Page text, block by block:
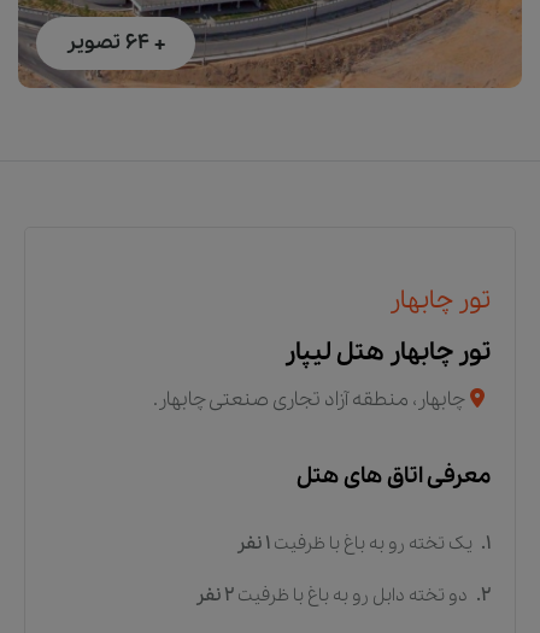
+ 64 تصویر
تور چابهار
تور چابهار هتل لیپار
چابهار، منطقه آزاد تجاری صنعتی چابهار.
معرفی اتاق های هتل
1. یک تخته رو به باغ با ظرفیت 1 نفر
2. دو تخته دابل رو به باغ با ظرفیت 2 نفر